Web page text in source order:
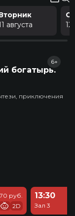
августа
12
богатырь.
6+
приключения
руб.
2D
13:30
Зал 3